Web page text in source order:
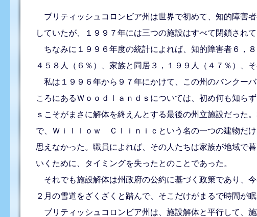
ブリティッシュコロンビア州は世界で初めて、知的障害
していたが、１９９７年には三つの施設はすべて閉鎖されて
ちなみに１９９６年度の統計によれば、知的障害者６，
４５８人（６％）、家族と同居３，１９９人（４７％）、
私は１９９６年から９７年にかけて、この州のバンクー
ころにあるＷｏｏｄｌａｎｄｓについては、初め何も知ら
ｓこそがまさに解体を終えんとする最後の州立施設だった
で、Ｗｉｌｌｏｗ Ｃｌｉｎｉｃという名の一つの建物だ
思えなかった。職員によれば、その人たちは家族が地域で
いくために、タイミングを失ったとのことであった。
それでも施設解体は州政府の公約に基づく政策であり、
２月の雪道をざくざくと踏んで、そこだけがまるで時間が
ブリティッシュコロンビア州は、施設解体と平行して、